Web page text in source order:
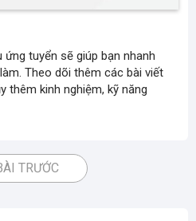
tuyển sẽ giúp bạn nhanh
Theo dõi thêm các bài viết
thêm kinh nghiệm, kỹ năng
TRƯỚC